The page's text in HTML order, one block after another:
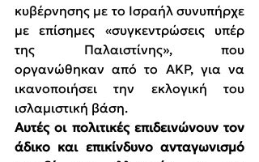
κυβέρνησης με το Ισραήλ συνυπήρχε
με επίσημες «συγκεντρώσεις υπέρ
της Παλαιστίνης», που
οργανώθηκαν από το AKP, για να
ικανοποιήσει την εκλογική του
ισλαμιστική βάση.
Αυτές οι πολιτικές επιδεινώνουν τον
άδικο και επικίνδυνο ανταγωνισμό